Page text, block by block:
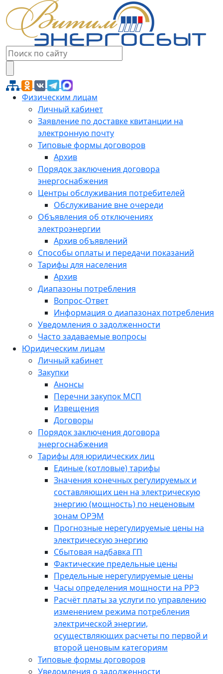
Физическим лицам
Личный кабинет
Заявление по доставке квитанции на
электронную почту
Типовые формы договоров
Архив
Порядок заключения договора
энергоснабжения
Центры обслуживания потребителей
Обслуживание вне очереди
Объявления об отключениях
электроэнергии
Архив объявлений
Способы оплаты и передачи показаний
Тарифы для населения
Архив
Диапазоны потребления
Вопрос-Ответ
Информация о диапазонах потребления
Уведомления о задолженности
Часто задаваемые вопросы
Юридическим лицам
Личный кабинет
Закупки
Анонсы
Перечни закупок МСП
Извещения
Договоры
Порядок заключения договора
энергоснабжения
Тарифы для юридических лиц
Единые (котловые) тарифы
Значения конечных регулируемых и
составляющих цен на электрическую
энергию (мощность) по неценовым
зонам ОРЭМ
Прогнозные нерегулируемые цены на
электрическую энергию
Сбытовая надбавка ГП
Фактические предельные цены
Предельные нерегулируемые цены
Часы определения мощности на РРЭ
Расчёт платы за услуги по управлению
изменением режима потребления
электрической энергии,
осуществляющих расчеты по первой и
второй ценовым категориям
Типовые формы договоров
Уведомления о задолженности